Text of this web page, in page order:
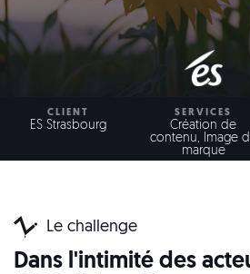
CLIENT
ES Strasbourg
SERVICES
Création de
contenu, Image
marque
Le challenge
Dans l'intimité des